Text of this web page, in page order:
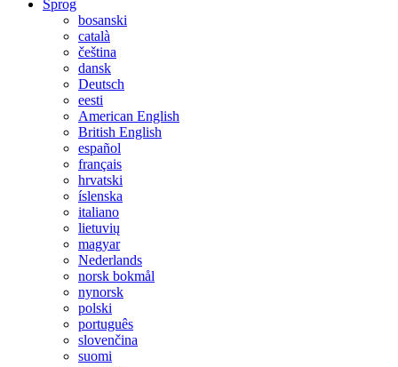
Sprog
bosanski
català
čeština
dansk
Deutsch
eesti
American English
British English
español
français
hrvatski
íslenska
italiano
lietuvių
magyar
Nederlands
norsk bokmål
nynorsk
polski
português
slovenčina
suomi